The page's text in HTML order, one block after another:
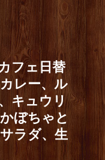
フェ日替
レー、ル
キュウリ
ぼちゃと
ラダ、生